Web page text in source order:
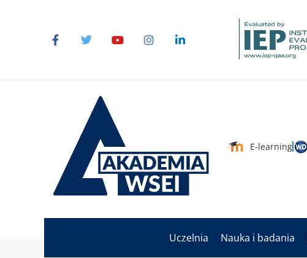
E-learning
Uczelnia Nauka i badania